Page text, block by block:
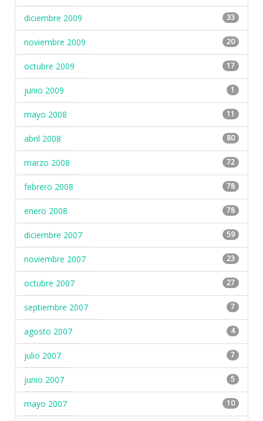
diciembre 2009 33
noviembre 2009 20
octubre 2009 17
junio 2009 1
mayo 2008 11
abril 2008 80
marzo 2008 72
febrero 2008 78
enero 2008 78
diciembre 2007 59
noviembre 2007 23
octubre 2007 27
septiembre 2007 7
agosto 2007 4
julio 2007 7
junio 2007 5
mayo 2007 10